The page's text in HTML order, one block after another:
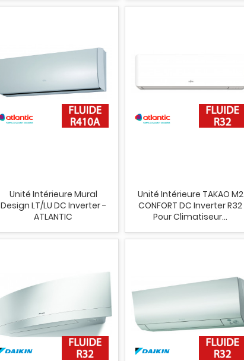
Unité Intérieure Mural
Design LT/LU DC Inverter -
ATLANTIC
Unité Intérieure TAKAO M2
CONFORT DC Inverter R32
Pour Climatiseur...